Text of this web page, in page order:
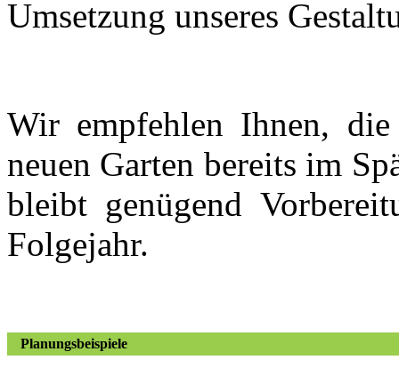
Umsetzung unseres
Wir empfehlen Ihnen,
neuen Garten bereits im
bleibt genügend
Folgejahr.
Planungsbeispiele